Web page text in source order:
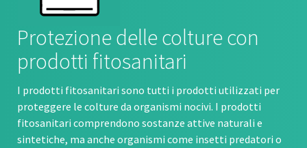
Protezione delle colture con
prodotti fitosanitari
I prodotti fitosanitari sono tutti i prodotti utilizzati per
proteggere le colture da organismi nocivi. I prodotti
fitosanitari comprendono sostanze attive naturali e
sintetiche, ma anche organismi come insetti predatori o